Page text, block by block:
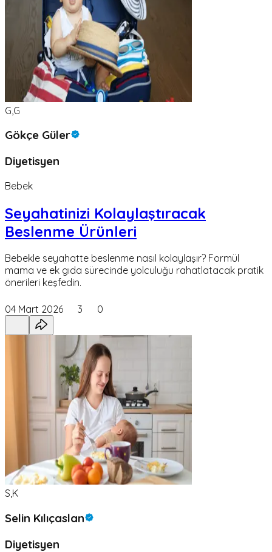
G,G
Gökçe Güler
Diyetisyen
Bebek
Seyahatinizi Kolaylaştıracak
Beslenme Ürünleri
Bebekle seyahatte beslenme nasıl kolaylaşır? Formül
mama ve ek gıda sürecinde yolculuğu rahatlatacak pratik
önerileri keşfedin.
04 Mart 2026 3 0
S,K
Selin Kılıçaslan
Diyetisyen